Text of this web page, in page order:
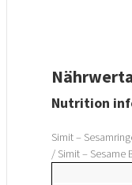
Nutrition
Simit –
/ Simit – Sesame